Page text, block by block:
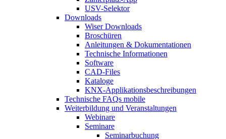
USV-Selektor
Downloads
Wiser Downloads
Broschüren
Anleitungen & Dokumentationen
Technische Informationen
Software
CAD-Files
Kataloge
KNX-Applikationsbeschreibungen
Technische FAQs mobile
Weiterbildung und Veranstaltungen
Webinare
Seminare
Seminarbuchung